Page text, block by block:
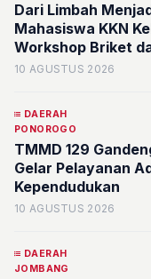
Dari Limbah
Mahasiswa KKN
Workshop Briket
Website SEKARA
10 AGUSTUS 2026
DAERAH
PONOROGO
TMMD 129
Gelar Pelayanan
Kependudukan
10 AGUSTUS 2026
DAERAH
JOMBANG